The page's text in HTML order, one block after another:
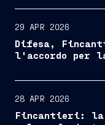
collana sulla
29 APR 2026
Difesa,
l'accordo per
della
28 APR 2026
Fincantieri: la